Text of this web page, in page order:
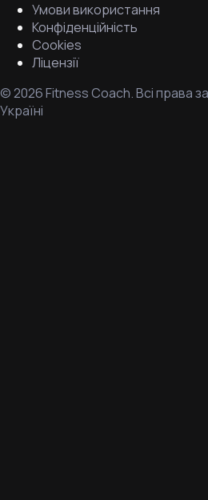
Умови використання
Конфіденційність
Cookies
Ліцензії
©2026Fitness Coach.Всі права
Україні